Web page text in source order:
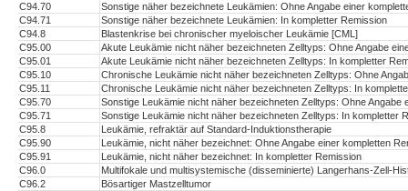
C94.70
Sonstige näher bezeichnete Leukämien: Ohne Angabe einer
C94.71
Sonstige näher bezeichnete Leukämien: In kompletter Remission
C94.8
Blastenkrise bei chronischer myeloischer Leukämie [CML]
C95.00
Akute Leukämie nicht näher bezeichneten Zelltyps: Ohne Angabe
C95.01
Akute Leukämie nicht näher bezeichneten Zelltyps: In kompletter
C95.10
Chronische Leukämie nicht näher bezeichneten Zelltyps: Ohne
C95.11
Chronische Leukämie nicht näher bezeichneten Zelltyps: In
C95.70
Sonstige Leukämie nicht näher bezeichneten Zelltyps: Ohne Angabe
C95.71
Sonstige Leukämie nicht näher bezeichneten Zelltyps: In kompletter
C95.8
Leukämie, refraktär auf Standard-Induktionstherapie
C95.90
Leukämie, nicht näher bezeichnet: Ohne Angabe einer kompletten
C95.91
Leukämie, nicht näher bezeichnet: In kompletter Remission
C96.0
Multifokale und multisystemische (disseminierte) Langerhans-Zell-
C96.2
Bösartiger Mastzelltumor